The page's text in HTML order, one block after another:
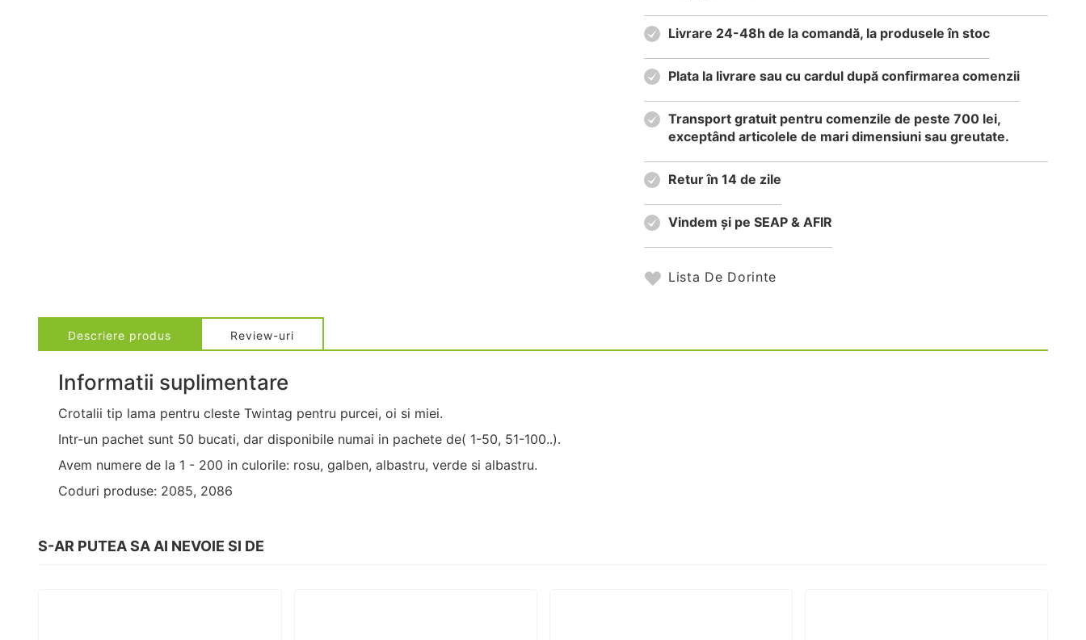
Livrare 24-48h de la comandă, la produsele în stoc
Plata la livrare sau cu cardul după confirmarea comenzii
Transport gratuit pentru comenzile de peste 700 lei,
exceptând articolele de mari dimensiuni sau greutate.
Retur în 14 de zile
Vindem și pe SEAP & AFIR
Lista De Dorinte
Descriere produs
Informatii suplimentare
Crotalii tip lama pentru cleste Twintag pentru purcei, oi si miei.
Intr-un pachet sunt 50 bucati, dar disponibile numai in pachete de( 1-50, 51-100..).
Avem numere de la 1 - 200 in culorile: rosu, galben, albastru, verde si albastru.
Coduri produse: 2085, 2086
Review-uri
S-AR PUTEA SA AI NEVOIE SI DE